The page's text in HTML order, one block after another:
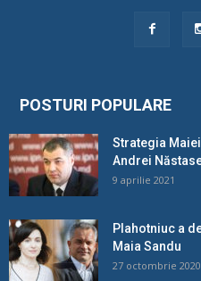
POSTURI POPULARE
Strategia
Andrei
9 aprilie 2021
Plahotniuc a
Maia Sandu
27 octombrie 2020